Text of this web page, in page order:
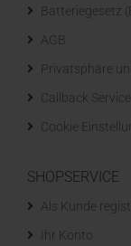
Batteriegesetz
AGB
Privatsphäre
Callback Service
Cookie
SHOPSERVICE
Als Kunde
Ihr Konto